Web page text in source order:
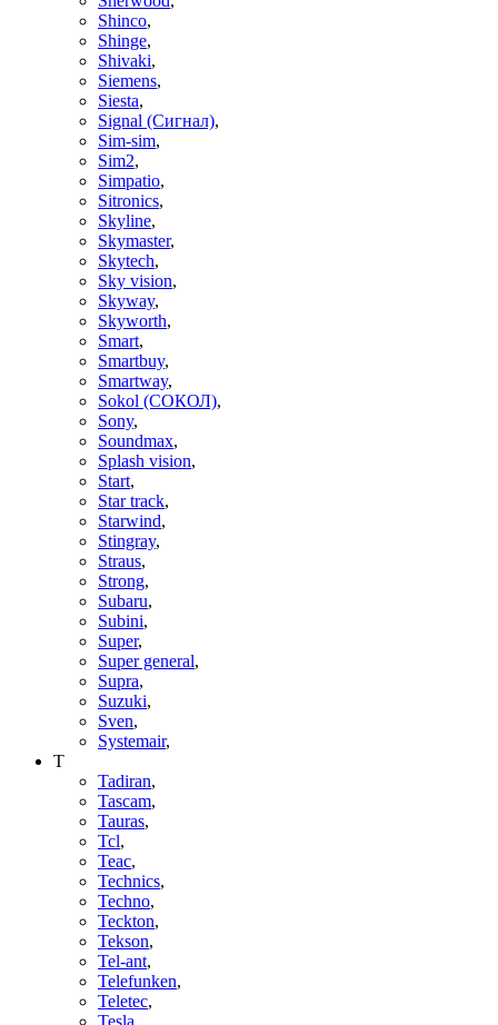
Shinco,
Shinge,
Shivaki,
Siemens,
Siesta,
Signal (Сигнал),
Sim-sim,
Sim2,
Simpatio,
Sitronics,
Skyline,
Skymaster,
Skytech,
Sky vision,
Skyway,
Skyworth,
Smart,
Smartbuy,
Smartway,
Sokol (СОКОЛ),
Sony,
Soundmax,
Splash vision,
Start,
Star track,
Starwind,
Stingray,
Straus,
Strong,
Subaru,
Subini,
Super,
Super general,
Supra,
Suzuki,
Sven,
Systemair,
T
Tadiran,
Tascam,
Tauras,
Tcl,
Teac,
Technics,
Techno,
Teckton,
Tekson,
Tel-ant,
Telefunken,
Teletec,
Tesla,